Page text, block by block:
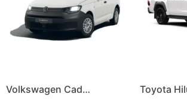
Volkswagen Caddy Cargo